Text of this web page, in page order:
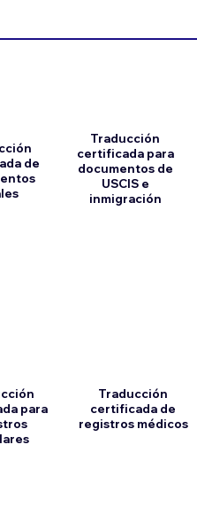
de
para
Traducción
certificada para
documentos de
USCIS e
inmigración
Traducción
certificada de
registros médicos